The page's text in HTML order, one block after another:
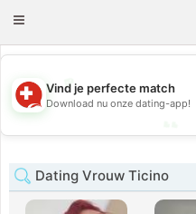
Toggle
Vind je perfecte match
Download nu onze dating-app!
Dating Vrouw Ticino